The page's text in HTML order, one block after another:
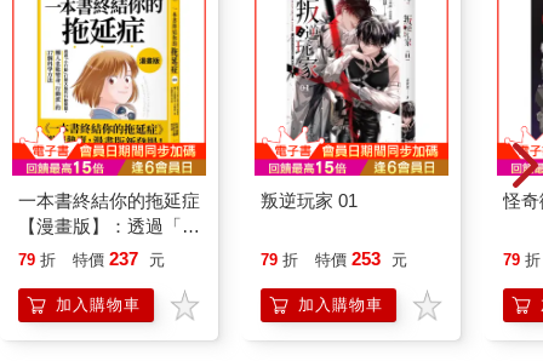
的關鍵；背後研究助理安秀華與盧冠宇的協助，也功不可沒。此
外，合作多年的陳秉阼老師與郭偉民先生，為本書提供各種精采
攝影照片，讓內文更加鮮活可讀；協助開船的陳盡川大哥與陳宜
君小姐，則讓我們在宋船長引導出海進行調查罾位的工作得以順
利完成。這些都是本書的貴人，在此一併致謝。最後，內人綉敏
長期對我在澎湖研究的支持，更是背後讓我能夠持續投入的最大
動力。
自從個人在2010 年從義守大學轉任國立澎湖科技大學以來，轉眼
已經滿15 年。在此期間因緣際會參與投入的各種澎湖在地研究計
畫，讓我慢慢累積出對澎湖更多的關懷與認識，並且因為發現更
這個過程的一個階段性成果，代表我們目前對赤崁丁香漁業、罾
位漁場知識文化的認識，也希望能藉此分享更多人得以一窺堂
一本書終結你的拖延症
【漫畫版】：透過「小
行動」打開大腦的行動
「行動派」的37個科
學方法
79 折 特價 237 元
加入購物車
叛逆玩家 01
79 折 特價 253 元
加入購物車
怪
79 折